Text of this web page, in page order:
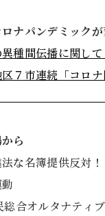
ナパンデミックが
の異種間伝
７市連続「コロナ
しよ
ら
な名簿提供反対！
民の運
総合オルタナ